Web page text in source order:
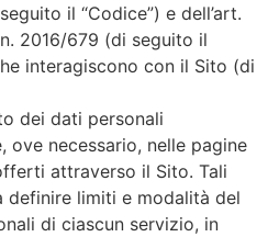
il “Codice”) e dell’art.
2016/679 (di seguito il
interagiscono con il Sito (di
dei dati personali
necessario, nelle pagine
attraverso il Sito. Tali
limiti e modalità del
di ciascun servizio, in